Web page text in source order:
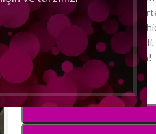
Bitterorange und
Blütenarrangements von
exotisches Echo von
stimmig aber klar und deutlich!